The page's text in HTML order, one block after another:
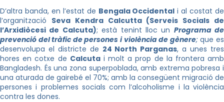
D’altra banda, en l’estat de Bengala Occidental i al costat de
l’organització Seva Kendra Calcutta (Serveis Socials de
l’Arxidiòcesi de Calcuta); està tenint lloc un Programa de
prevenció del tràfic de persones i violència de gènere;que es
desenvolupa el districte de 24 North Parganas, a unes tres
hores en cotxe de Calcutai molt a prop de la frontera amb
Bangladesh. És una zona superpoblada, amb extrema pobresa i
una aturada de gairebé el 70%; amb la consegüent migració de
persones i problemes socials com l’alcoholisme i la violència
contra les dones.